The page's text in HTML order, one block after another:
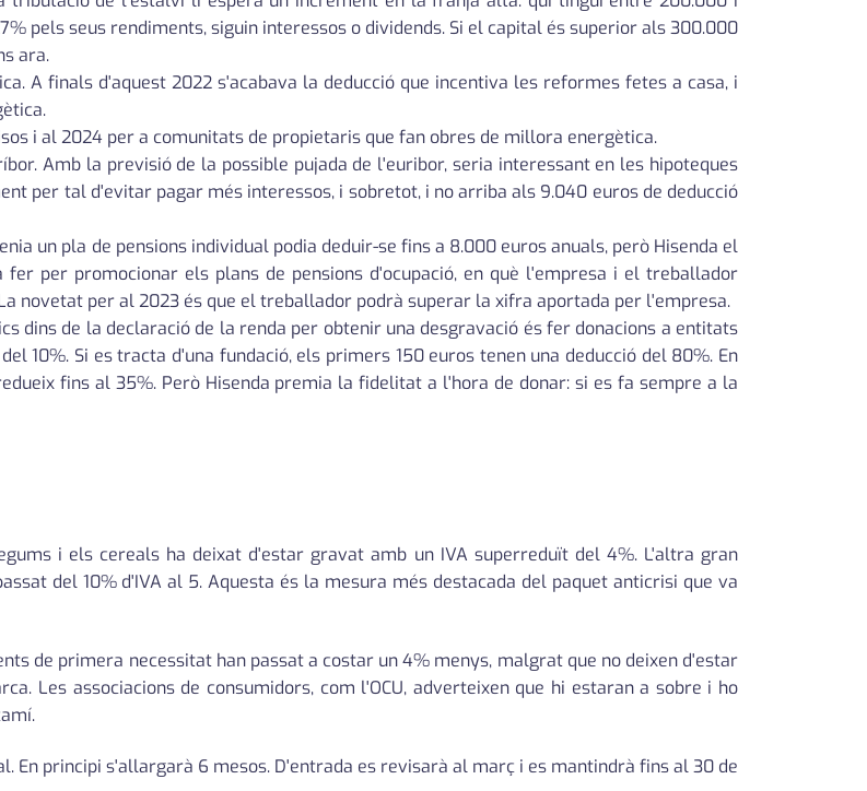
pels seus rendiments, siguin interessos o dividends. Si el capital és superior als 300.000
ara.
A finals d'aquest 2022 s'acabava la deducció que incentiva les reformes fetes a casa, i
i al 2024 per a comunitats de propietaris que fan obres de millora energètica.
Amb la previsió de la possible pujada de l'euribor, seria interessant en les hipoteques
per tal d'evitar pagar més interessos, i sobretot, i no arriba als 9.040 euros de deducció
un pla de pensions individual podia deduir-se fins a 8.000 euros anuals, però Hisenda el
per promocionar els plans de pensions d'ocupació, en què l'empresa i el treballador
novetat per al 2023 és que el treballador podrà superar la xifra aportada per l'empresa.
dins de la declaració de la renda per obtenir una desgravació és fer donacions a entitats
10%. Si es tracta d'una fundació, els primers 150 euros tenen una deducció del 80%. En
fins al 35%. Però Hisenda premia la fidelitat a l'hora de donar: si es fa sempre a la
i els cereals ha deixat d'estar gravat amb un IVA superreduït del 4%. L'altra gran
del 10% d'IVA al 5. Aquesta és la mesura més destacada del paquet anticrisi que va
de primera necessitat han passat a costar un 4% menys, malgrat que no deixen d'estar
Les associacions de consumidors, com l'OCU, adverteixen que hi estaran a sobre i ho
En principi s'allargarà 6 mesos. D'entrada es revisarà al març i es mantindrà fins al 30 de